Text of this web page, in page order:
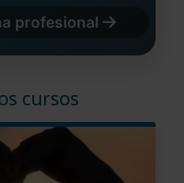
profesional
cursos